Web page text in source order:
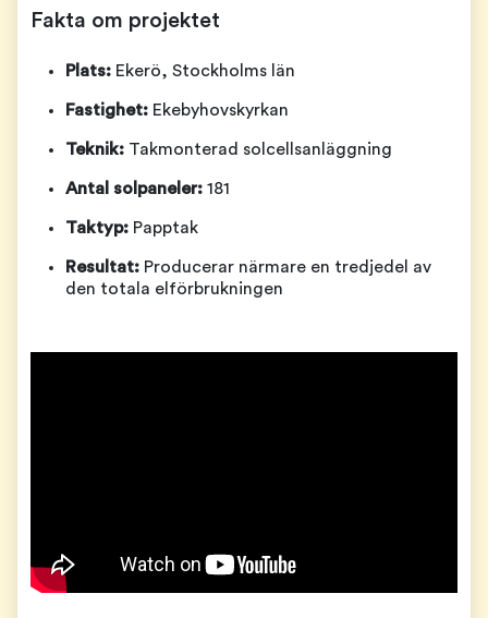
Fakta om projektet
Plats: Ekerö, Stockholms län
Fastighet: Ekebyhovskyrkan
Teknik: Takmonterad solcellsanläggning
Antal solpaneler: 181
Taktyp: Papptak
Resultat: Producerar närmare en tredjedel av
den totala elförbrukningen